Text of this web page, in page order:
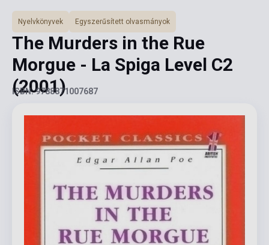
Nyelvkönyvek Egyszerűsített olvasmányok
The Murders in the Rue
Morgue - La Spiga Level C2
(2001)
ISBN: 9788871007687